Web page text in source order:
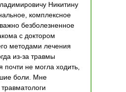
Никитину
комплексное
безболезненное
с доктором
методами лечения
из-за травмы
почти не могла ходить,
боли. Мне